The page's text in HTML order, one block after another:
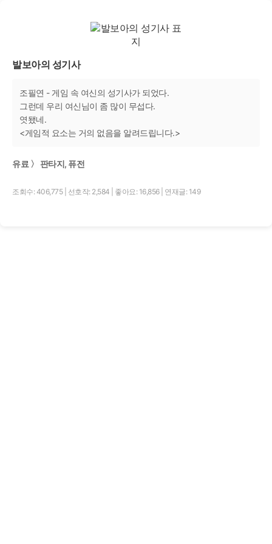
발보아의 성기사
조필연 - 게임 속 여신의 성기사가 되었다.
그런데 우리 여신님이 좀 많이 무섭다.
엿됐네.
<게임적 요소는 거의 없음을 알려드립니다.>
유료 〉 판타지, 퓨전
조회수: 406,775 선호작: 2,584 좋아요: 16,856 연재글: 149